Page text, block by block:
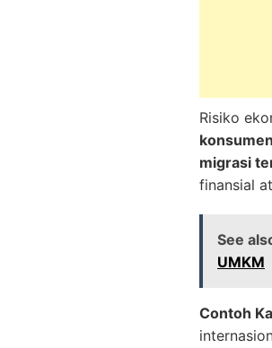
Risiko
konsumen
migrasi
finansial
See
UMKM
Contoh